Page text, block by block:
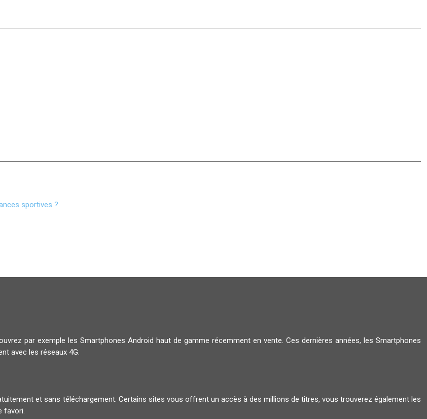
sportives ?
par exemple les Smartphones Android haut de gamme récemment en vente. Ces dernières années, les Smartphones
avec les réseaux 4G.
et sans téléchargement. Certains sites vous offrent un accès à des millions de titres, vous trouverez également les
favori.